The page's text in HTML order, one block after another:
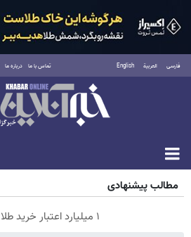
فارسی العربية English تماس با ما درباره ما
پنجشنبه ۱۵ مرداد ۱۴۰۵
مطالب پیشنهادی
۱ میلیارد اعتبار خرید طلا | بدون ضامن و چک